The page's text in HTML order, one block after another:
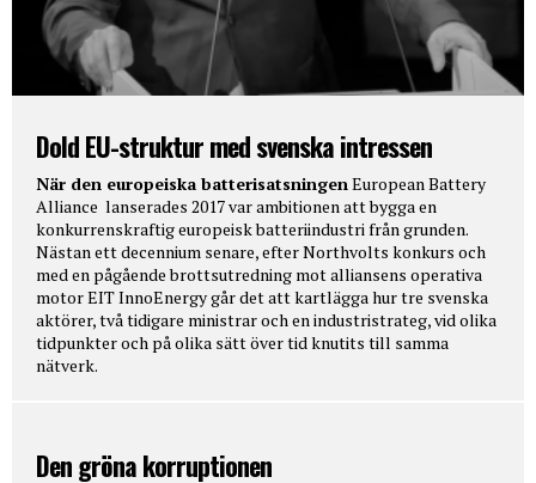
Dold EU-struktur med svenska intressen
När den europeiska batterisatsningen European Battery
Alliance lanserades 2017 var ambitionen att bygga en
konkurrenskraftig europeisk batteriindustri från grunden.
Nästan ett decennium senare, efter Northvolts konkurs och
med en pågående brottsutredning mot alliansens operativa
motor EIT InnoEnergy går det att kartlägga hur tre svenska
aktörer, två tidigare ministrar och en industristrateg, vid olika
tidpunkter och på olika sätt över tid knutits till samma
nätverk.
Den gröna korruptionen